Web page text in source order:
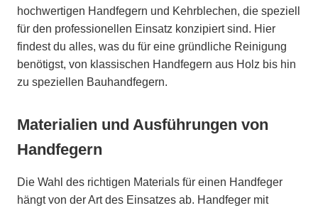
hochwertigen Handfegern und Kehrblechen, die speziell
für den professionellen Einsatz konzipiert sind. Hier
findest du alles, was du für eine gründliche Reinigung
benötigst, von klassischen Handfegern aus Holz bis hin
zu speziellen Bauhandfegern.
Materialien und Ausführungen von
Handfegern
Die Wahl des richtigen Materials für einen Handfeger
hängt von der Art des Einsatzes ab. Handfeger mit